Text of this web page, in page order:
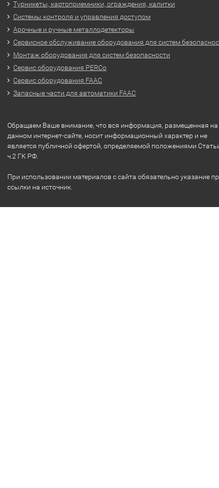
Турникеты, картоприемники, ограждения, калитки
Системы контроля и управления доступом
Арочные и ручные металлодетекторы
Сервисное обслуживание оборудования для систем
Монтаж оборудования для систем безопасности
Сервис оборудования PERCo
Сервис оборудования FAAC
Запасные части для автоматики FAAC
Обращаем Ваше внимание, что вся информация, размещенная на
данном интернет-сайте, носит информационный характер и не
является публичной офертой, определяемой положениями
ч.2 ГК РФ.
При использовании материалов с сайта обязательно указание
ссылки на источник.